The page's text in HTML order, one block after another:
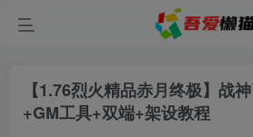
【1.76烈火精品赤月终极】战
+GM工具+双端+架设教程